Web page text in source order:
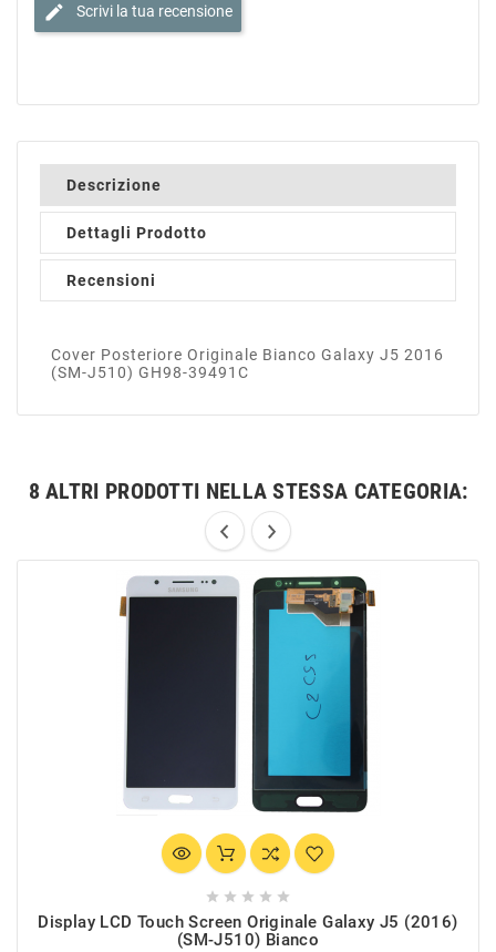
edit Scrivi la tua recensione
Descrizione
Dettagli Prodotto
Recensioni
Cover Posteriore Originale Bianco Galaxy J5 2016
(SM-J510) GH98-39491C
8 ALTRI PRODOTTI NELLA STESSA CATEGORIA:
    
Display LCD Touch Screen Originale Galaxy J5 (2016)
(SM-J510) Bianco